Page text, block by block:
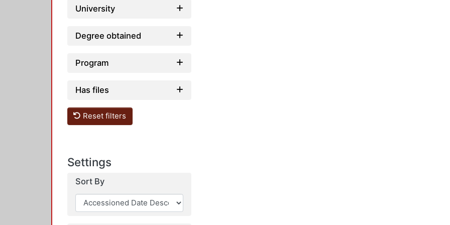
University
Degree obtained
Program
Has files
Reset filters
Settings
Sort By